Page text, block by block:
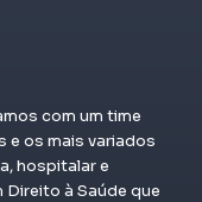
com um time
e os mais variados
hospitalar e
à Saúde que